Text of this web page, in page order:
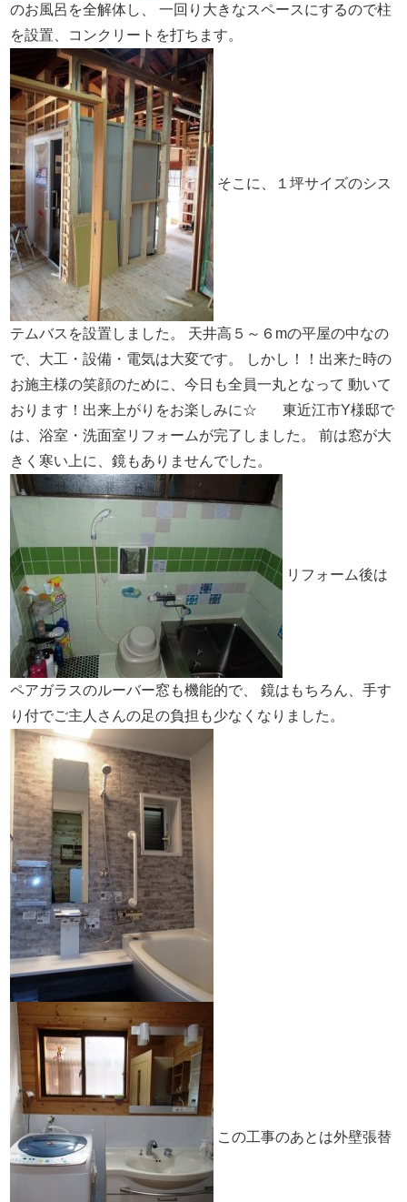
のお風呂を全解体し、
一回り大きなスペースにするので柱
を設置、コンクリートを打ちます。
そこに、１坪サイズのシス
テムバスを設置しました。
天井高５～６mの平屋の中なの
で、大工・設備・電気は大変です。
しかし！！出来た時の
お施主様の笑顔のために、今日も全員一丸となって 動いて
おります！出来上がりをお楽しみに☆
東近江市Y様邸で
は、浴室・洗面室リフォームが完了しました。
前は窓が大
きく寒い上に、鏡もありませんでした。
リフォーム後は
ペアガラスのルーバー窓も機能的で、
鏡はもちろん、手す
り付でご主人さんの足の負担も少なくなりました。
この工事のあとは外壁張替